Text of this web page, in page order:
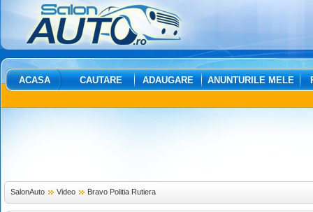
ACASA CAUTARE ADAUGARE ANUNTURILE MELE
SalonAuto Video Bravo Politia Rutiera